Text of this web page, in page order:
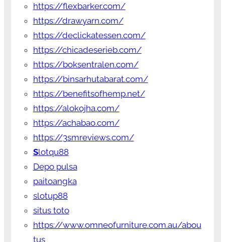
https://flexbarker.com/
https://drawyarn.com/
https://declickatessen.com/
https://chicadeserieb.com/
https://boksentralen.com/
https://binsarhutabarat.com/
https://benefitsofhemp.net/
https://alokojha.com/
https://achabao.com/
https://3smreviews.com/
Slotqu88
Depo pulsa
paitoangka
slotup88
situs toto
https://www.omneofurniture.com.au/abou
tus